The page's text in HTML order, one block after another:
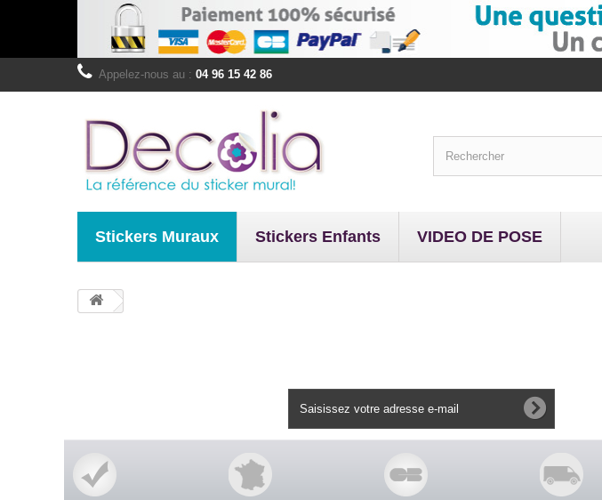
Appelez-nous au : 04 96 15 42 86
Stickers Muraux Stickers Enfants VIDEO DE POSE